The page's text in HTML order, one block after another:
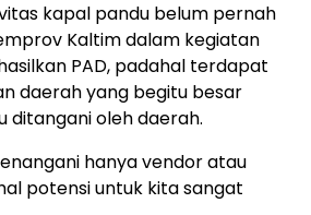
kapal pandu belum pernah
Kaltim dalam kegiatan
PAD, padahal terdapat
daerah yang begitu besar
ditangani oleh daerah.
hanya vendor atau
potensi untuk kita sangat